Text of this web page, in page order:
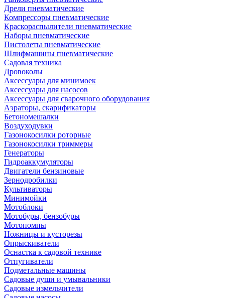
Дрели пневматические
Компрессоры пневматические
Краскораспылители пневматические
Наборы пневматические
Пистолеты пневматические
Шлифмашины пневматические
Садовая техника
Дровоколы
Аксессуары для минимоек
Аксессуары для насосов
Аксессуары для сварочного оборудования
Аэраторы, скарификаторы
Бетономешалки
Воздуходувки
Газонокосилки роторные
Газонокосилки триммеры
Генераторы
Гидроаккумуляторы
Двигатели бензиновые
Зернодробилки
Культиваторы
Минимойки
Мотоблоки
Мотобуры, бензобуры
Мотопомпы
Ножницы и кусторезы
Опрыскиватели
Оснастка к садовой технике
Отпугиватели
Подметальные машины
Садовые души и умывальники
Садовые измельчители